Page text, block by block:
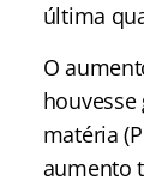
última
O
matéria
aumento